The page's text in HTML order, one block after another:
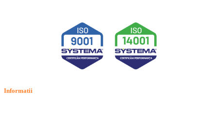
Informatii